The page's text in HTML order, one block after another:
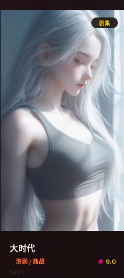
剧集
大时代
港剧 / 商战 ★9.0
1992